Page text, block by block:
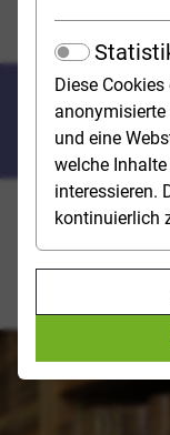
Diese
und eine
welche
interessieren.
kontinuierlich
Hohe
Bibliotheken
Gefragt sind